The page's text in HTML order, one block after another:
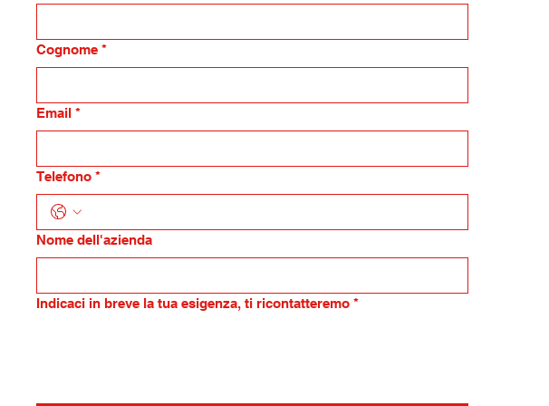
Cognome *
Email *
Telefono *
Nome dell'azienda
Indicaci in breve la tua esigenza, ti ricontatteremo *